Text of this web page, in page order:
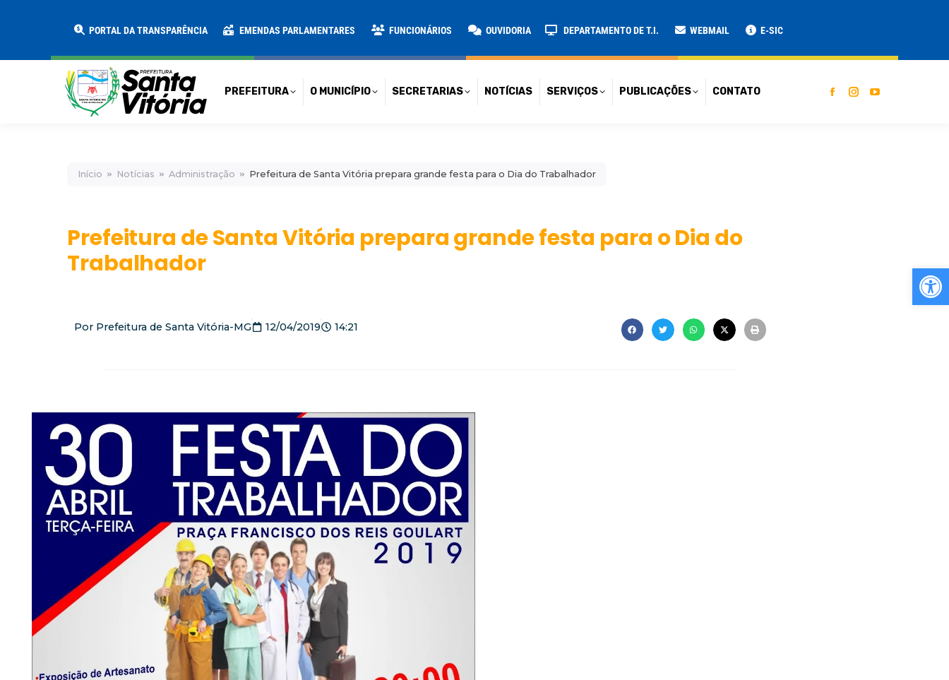
PORTAL DA TRANSPARÊNCIA EMENDAS PARLAMENTARES FUNCIONÁRIOS OUVIDORIA DEPARTAMENTO DE T.I. WEBMAIL E-SIC
PREFEITURA O MUNICÍPIO SECRETARIAS NOTÍCIAS SERVIÇOS PUBLICAÇÕES CONTATO
Início Notícias Administração Prefeitura de Santa Vitória prepara grande festa para o Dia do Trabalhador
Prefeitura de Santa Vitória prepara grande festa para o Dia do
Trabalhador
Por Prefeitura de Santa Vitória-MG 12/04/2019 14:21